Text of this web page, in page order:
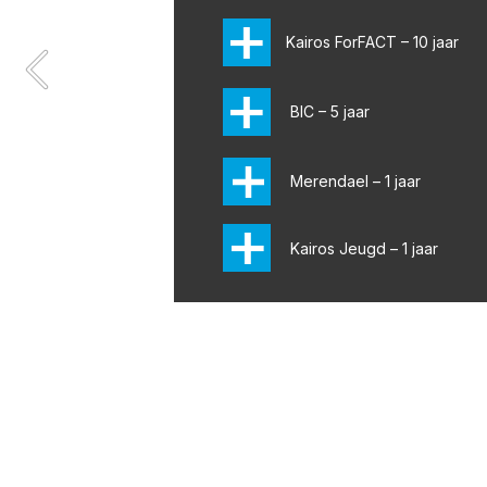
kans kregen om te laten zien wat
betekent. Geen abstract beleid, maar
Ook internationaal stonden we op de
IAFMHS-congres in San Francisco,
group leidden over best practices in
organiseerden we een eigen
Kairos ForFACT – 10 jaar
BIC – 5 jaar
Merendael – 1 jaar
Kairos Jeugd – 1 jaar